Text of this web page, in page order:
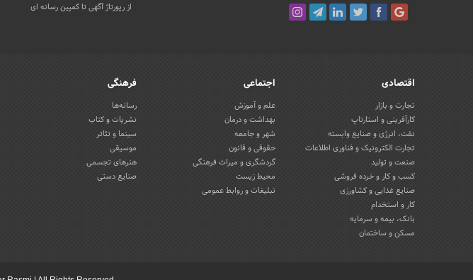
از رپورتاژ آگهی تا کمپین رسانه ای
اقتصادی
تجارت و بازار
کارآفرینی و استارتاپ
نفت، انرژی و صنایع وابسته
تجارت الکترونیک و فناوری اطلاعات
صنعت و تولید
کسب و کار و خرده فروشی
صنایع غذایی و کشاورزی
کار و استخدام
بانک، بیمه و سرمایه
مسکن و ساختمان
اجتماعی
علم و آموزش
بهداشت و درمان
شهر و جامعه
حقوقی و قانون
گردشگری و میراث فرهنگی
محیط زیست
تبلیغات و روابط عمومی
فرهنگی
رسانه‌ها
نشریات و کتاب
سینما و تئاتر
موسیقی
هنرهای تجسمی
صنایع دستی